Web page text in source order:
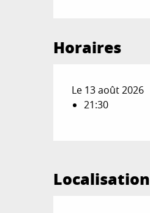
Horaires
Le 13 août 2026
21:30
Localisation